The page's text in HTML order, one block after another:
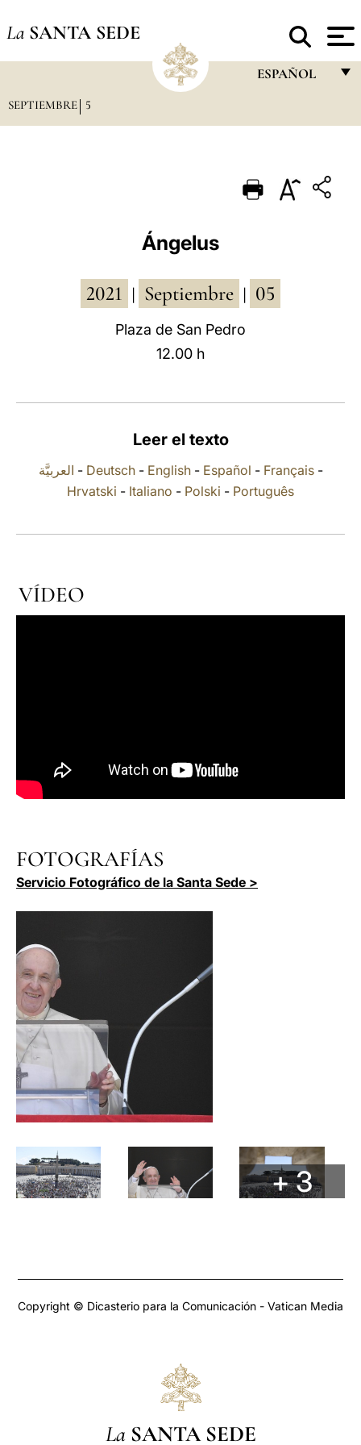
La SANTA SEDE
ESPAÑOL
PORTUGUÊS
POLSKI
SEPTIEMBRE 5
Ángelus
2021 Septiembre 05
Plaza de San Pedro
12.00 h
Leer el texto
العربيَّة - Deutsch- English- Español - Français-
Hrvatski - Italiano - Polski - Português
VÍDEO
FOTOGRAFÍAS
Servicio Fotográfico de la Santa Sede >
+ 3
Copyright © Dicasterio para la Comunicación - Vatican Media
La SANTA SEDE